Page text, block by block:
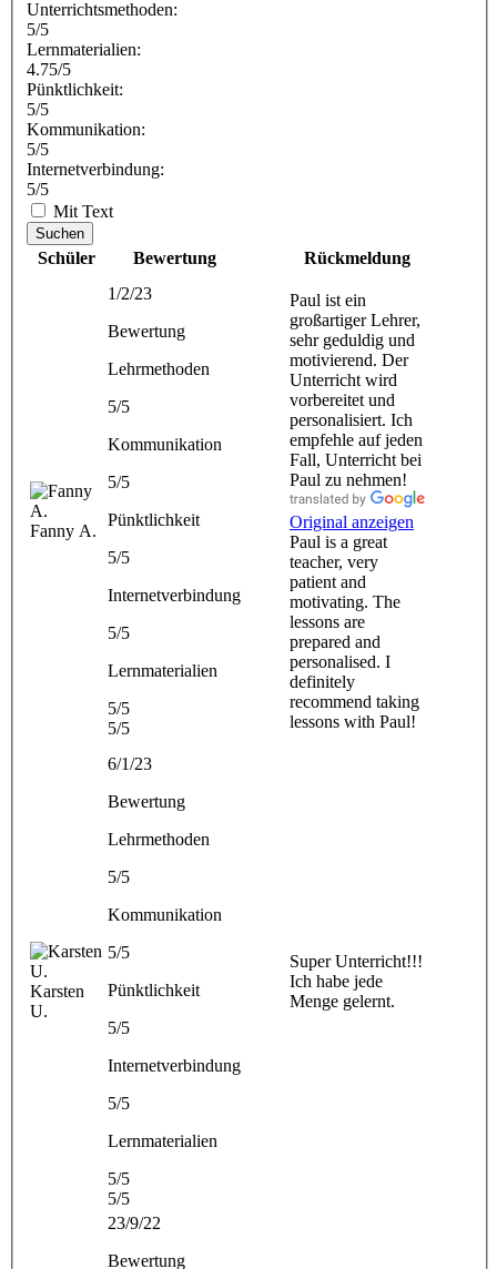
Unterrichtsmethoden:
5/5
Lernmaterialien:
4.75/5
Pünktlichkeit:
5/5
Kommunikation:
5/5
Internetverbindung:
5/5
Mit Text
Suchen
Schüler Bewertung Rückmeldung
Fanny A.
1/2/23
Bewertung
Lehrmethoden
5/5
Kommunikation
5/5
Pünktlichkeit
5/5
Internetverbindung
5/5
Lernmaterialien
5/5
5/5
Paul ist ein
großartiger Lehrer,
sehr geduldig und
motivierend. Der
Unterricht wird
vorbereitet und
personalisiert. Ich
empfehle auf jeden
Fall, Unterricht bei
Paul zu nehmen!
Original anzeigen
Paul is a great
teacher, very
patient and
motivating. The
lessons are
prepared and
personalised. I
definitely
recommend taking
lessons with Paul!
Karsten
U.
6/1/23
Bewertung
Lehrmethoden
5/5
Kommunikation
5/5
Pünktlichkeit
5/5
Internetverbindung
5/5
Lernmaterialien
5/5
5/5
Super Unterricht!!!
Ich habe jede
Menge gelernt.
23/9/22
Bewertung